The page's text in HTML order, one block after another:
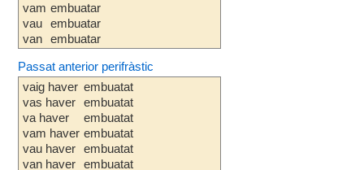
vam
vau
van
embuatar
embuatar
embuatar
Passat anterior perifràstic
vaig haver
vas haver
va haver
vam haver
vau haver
van haver
embuatat
embuatat
embuatat
embuatat
embuatat
embuatat